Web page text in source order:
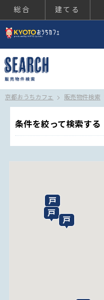
総合 建てる
京都おうちカフェ 販売物件検索
条件を絞って検索する